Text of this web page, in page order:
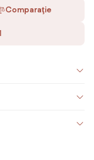
Comparaţie